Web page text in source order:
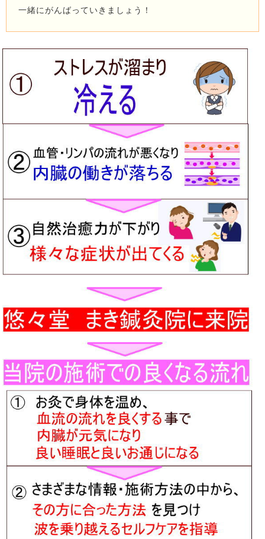
一緒にがんばっていきましょう！